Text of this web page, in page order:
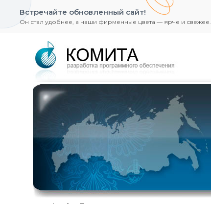
Встречайте обновленный сайт!
Он стал удобнее, а наши фирменные цвета — ярче и свежее.